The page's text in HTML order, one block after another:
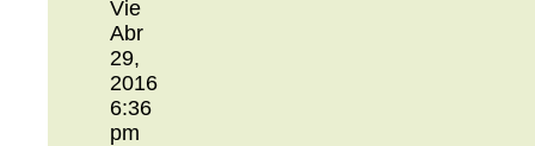
Vie
Abr
29,
2016
6:36
pm